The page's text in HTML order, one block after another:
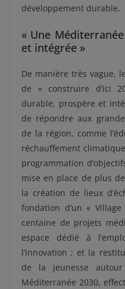
développement durable.
« Une
et intégrée »
De manière très vague,
de « construire d’ici
durable, prospère et
de répondre aux
de la région, comme
réchauffement
programmation
mise en place de plus
la création de lieux
fondation d’un «
centaine de projets
espace dédié à
l’innovation ; et la
de la jeunesse
Méditerranée 2030,